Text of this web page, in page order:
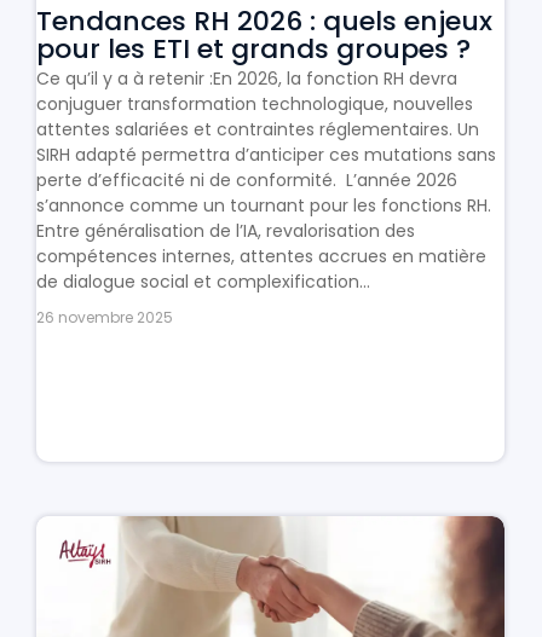
Tendances RH 2026 : quels enjeux
pour les ETI et grands groupes ?
Ce qu’il y a à retenir :En 2026, la fonction RH devra
conjuguer transformation technologique, nouvelles
attentes salariées et contraintes réglementaires. Un
SIRH adapté permettra d’anticiper ces mutations sans
perte d’efficacité ni de conformité. L’année 2026
s’annonce comme un tournant pour les fonctions RH.
Entre généralisation de l’IA, revalorisation des
compétences internes, attentes accrues en matière
de dialogue social et complexification...
26 novembre 2025